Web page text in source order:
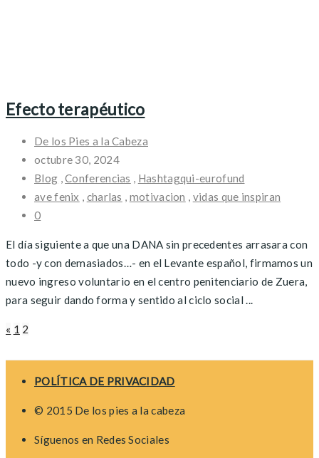
Efecto terapéutico
De los Pies a la Cabeza
octubre 30, 2024
Blog ,Conferencias , Hashtagqui-eurofund
ave fenix , charlas , motivacion , vidas que inspiran
0
El día siguiente a que una DANA sin precedentes arrasara con
todo -y con demasiados…- en el Levante español, firmamos un
nuevo ingreso voluntario en el centro penitenciario de Zuera,
para seguir dando forma y sentido al ciclo social ...
Posts
« 1 2
POLÍTICA DE PRIVACIDAD
© 2015 De los pies a la cabeza
Síguenos en Redes Sociales